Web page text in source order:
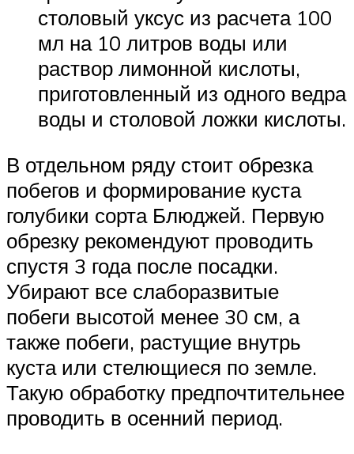
столовый уксус из расчета 100
мл на 10 литров воды или
раствор лимонной кислоты,
приготовленный из одного ведра
воды и столовой ложки кислоты.
В отдельном ряду стоит обрезка
побегов и формирование куста
голубики сорта Блюджей. Первую
обрезку рекомендуют проводить
спустя 3 года после посадки.
Убирают все слаборазвитые
побеги высотой менее 30 см, а
также побеги, растущие внутрь
куста или стелющиеся по земле.
Такую обработку предпочтительнее
проводить в осенний период.